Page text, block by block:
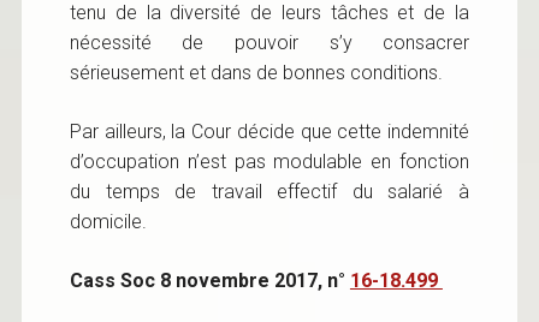
tenu de la diversité de leurs tâches et de la
nécessité de pouvoir s’y consacrer
sérieusement et dans de bonnes conditions.
Par ailleurs, la Cour décide que cette indemnité
d’occupation n’est pas modulable en fonction
du temps de travail effectif du salarié à
domicile.
Cass Soc 8 novembre 2017, n° 16-18.499